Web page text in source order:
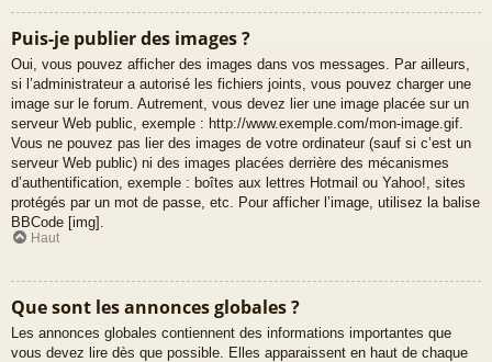
Puis-je publier des images ?
Oui, vous pouvez afficher des images dans vos messages. Par ailleurs,
si l’administrateur a autorisé les fichiers joints, vous pouvez charger une
image sur le forum. Autrement, vous devez lier une image placée sur un
serveur Web public, exemple : http://www.exemple.com/mon-image.gif.
Vous ne pouvez pas lier des images de votre ordinateur (sauf si c’est un
serveur Web public) ni des images placées derrière des mécanismes
d’authentification, exemple : boîtes aux lettres Hotmail ou Yahoo!, sites
protégés par un mot de passe, etc. Pour afficher l’image, utilisez la balise
BBCode [img].
Haut
Que sont les annonces globales ?
Les annonces globales contiennent des informations importantes que
vous devez lire dès que possible. Elles apparaissent en haut de chaque